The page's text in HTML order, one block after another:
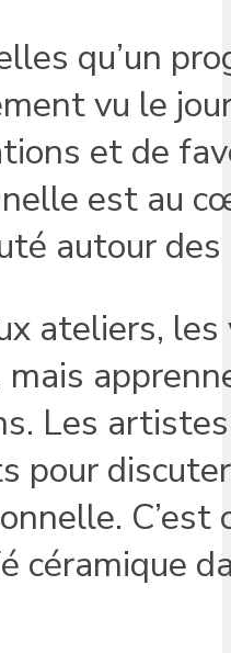
qu’un
vu le
et de
est au
autour
ateliers,
Les
pour
céramique